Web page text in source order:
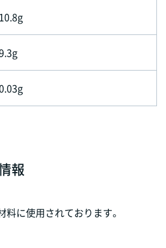
10.8g
報
料に使用されております。